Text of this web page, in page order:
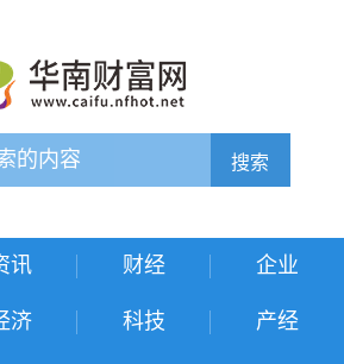
搜索
讯 财经 企业
济 科技 产经